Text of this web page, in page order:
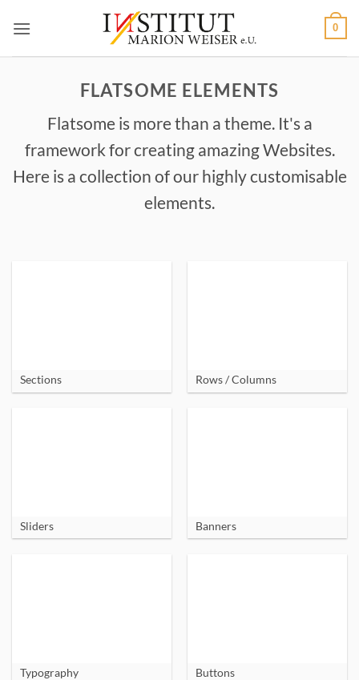
Inhalt
0
FLATSOME ELEMENTS
Flatsome is more than a theme. It's a
framework for creating amazing Websites.
Here is a collection of our highly customisable
elements.
Sections Rows / Columns
Sliders Banners
Typography Buttons